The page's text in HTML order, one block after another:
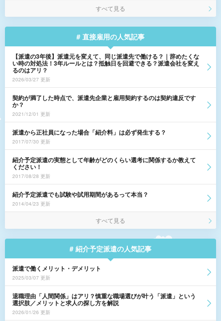
すべて見る
# 直接雇用の人気記事
【派遣の3年後】派遣元を変えて、同じ派遣先で働ける？｜辞めたくな
い時の対処法！3年ルールとは？抵触日を回避できる？派遣会社を変え
るのはアリ？
2026/03/27 更新
契約が満了した時点で、派遣先企業と雇用契約するのは契約違反です
か？
2021/12/01 更新
派遣から正社員になった場合「紹介料」は必ず発生する？
2017/07/30 更新
紹介予定派遣の実態として年齢がどのくらい選考に関係するか教えて
ください！
2017/08/28 更新
紹介予定派遣でも試験や試用期間があるって本当？
2014/04/23 更新
すべて見る
# 紹介予定派遣の人気記事
派遣で働くメリット・デメリット
2025/03/07 更新
退職理由「人間関係」はアリ？慎重な職場選びが叶う「派遣」という
選択肢／メリットと求人の探し方を解説
2026/01/26 更新